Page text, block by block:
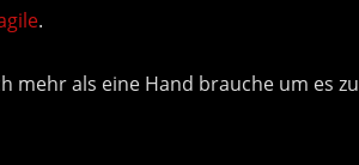
.
mehr als eine Hand brauche um es zu